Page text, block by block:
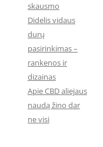
skausmo
Didelis vidaus
durų
pasirinkimas –
rankenos ir
dizainas
Apie CBD aliejaus
naudą žino dar
ne visi